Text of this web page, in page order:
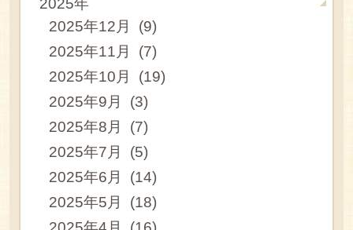
2025年
2025年12月 (9)
2025年11月 (7)
2025年10月 (19)
2025年9月 (3)
2025年8月 (7)
2025年7月 (5)
2025年6月 (14)
2025年5月 (18)